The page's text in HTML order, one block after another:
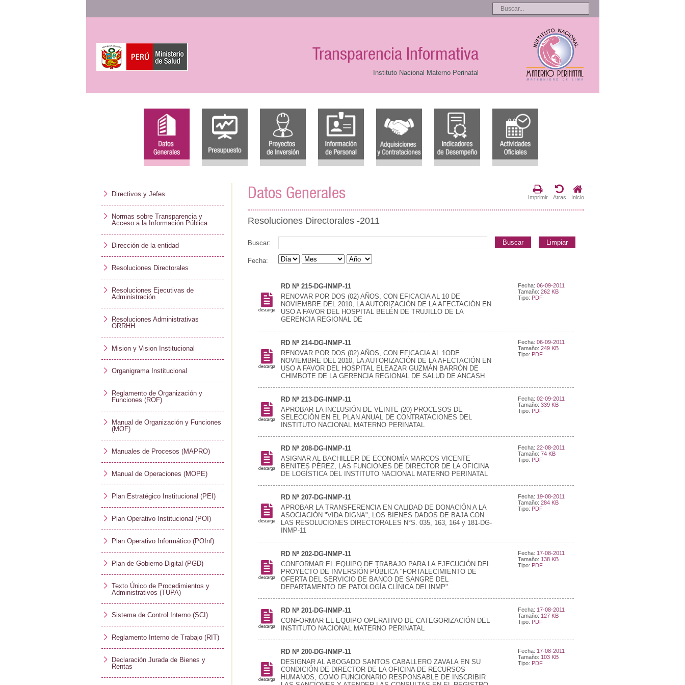
Transparencia Informativa
Instituto Nacional Materno Perinatal
Directivos y Jefes
Normas sobre Transparencia y
Acceso a la Información Pública
Dirección de la entidad
Resoluciones Directorales
Resoluciones Ejecutivas de
Administración
Resoluciones Administrativas
ORRHH
Mision y Vision Institucional
Organigrama Institucional
Reglamento de Organización y
Funciones (ROF)
Manual de Organización y Funciones
(MOF)
Manuales de Procesos (MAPRO)
Manual de Operaciones (MOPE)
Plan Estratégico Institucional (PEI)
Plan Operativo Institucional (POI)
Plan Operativo Informático (POInf)
Plan de Gobierno Digital (PGD)
Texto Único de Procedimientos y
Administrativos (TUPA)
Sistema de Control Interno (SCI)
Reglamento Interno de Trabajo (RIT)
Declaración Jurada de Bienes y
Rentas
Datos Generales Imprimir Atras Inicio
Resoluciones Directorales -2011
Buscar: Buscar Limpiar
Fecha:
Fecha: 06-09-2011
Tamaño: 262 KB
Tipo: PDF
RD Nº 215-DG-INMP-11
RENOVAR POR DOS (02) AÑOS, CON EFICACIA AL 10 DE
NOVIEMBRE DEL 2010, LA AUTORIZACIÓN DE LA AFECTACIÓN EN
USO A FAVOR DEL HOSPITAL BELÉN DE TRUJILLO DE LA
GERENCIA REGIONAL DE
Fecha: 06-09-2011
Tamaño: 249 KB
Tipo: PDF
RD Nº 214-DG-INMP-11
RENOVAR POR DOS (02) AÑOS, CON EFICACIA AL 1ODE
NOVIEMBRE DEL 2010, LA AUTORIZACIÓN DE LA AFECTACIÓN EN
USO A FAVOR DEL HOSPITAL ELEAZAR GUZMÁN BARRÓN DE
CHIMBOTE DE LA GERENCIA REGIONAL DE SALUD DE ANCASH
Fecha: 02-09-2011
Tamaño: 339 KB
Tipo: PDF
RD Nº 213-DG-INMP-11
APROBAR LA INCLUSIÓN DE VEINTE (20) PROCESOS DE
SELECCIÓN EN EL PLAN ANUAL DE CONTRATACIONES DEL
INSTITUTO NACIONAL MATERNO PERINATAL
Fecha: 22-08-2011
Tamaño: 74 KB
Tipo: PDF
RD Nº 208-DG-INMP-11
ASIGNAR AL BACHILLER DE ECONOMÍA MARCOS VICENTE
BENITES PÉREZ, LAS FUNCIONES DE DIRECTOR DE LA OFICINA
DE LOGÍSTICA DEL INSTITUTO NACIONAL MATERNO PERINATAL
Fecha: 19-08-2011
Tamaño: 284 KB
Tipo: PDF
RD Nº 207-DG-INMP-11
APROBAR LA TRANSFERENCIA EN CALIDAD DE DONACIÓN A LA
ASOCIACIÓN "VIDA DIGNA", LOS BIENES DADOS DE BAJA CON
LAS RESOLUCIONES DIRECTORALES N°S. 035, 163, 164 y 181-DG-
INMP-11
Fecha: 17-08-2011
Tamaño: 138 KB
Tipo: PDF
RD Nº 202-DG-INMP-11
CONFORMAR EL EQUIPO DE TRABAJO PARA LA EJECUCIÓN DEL
PROYECTO DE INVERSIÓN PÚBLICA "FORTALECIMIENTO DE
OFERTA DEL SERVICIO DE BANCO DE SANGRE DEL
DEPARTAMENTO DE PATOLOGÍA CLÍNICA DEI INMP".
Fecha: 17-08-2011
Tamaño: 127 KB
Tipo: PDF
RD Nº 201-DG-INMP-11
CONFORMAR EL EQUIPO OPERATIVO DE CATEGORIZACIÓN DEL
INSTITUTO NACIONAL MATERNO PERINATAL
Fecha: 17-08-2011
Tamaño: 103 KB
Tipo: PDF
RD Nº 200-DG-INMP-11
DESIGNAR AL ABOGADO SANTOS CABALLERO ZAVALA EN SU
CONDICIÓN DE DIRECTOR DE LA OFICINA DE RECURSOS
HUMANOS, COMO FUNCIONARIO RESPONSABLE DE INSCRIBIR